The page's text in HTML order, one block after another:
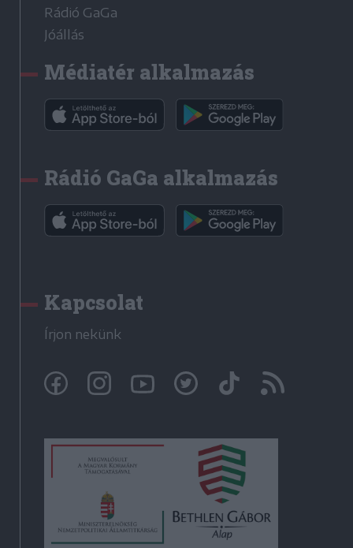
Rádió GaGa
Jóállás
Médiatér alkalmazás
Rádió GaGa alkalmazás
Kapcsolat
Írjon nekünk